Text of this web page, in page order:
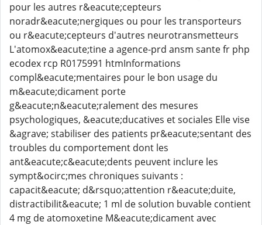
pour les autres r&eacute;cepteurs
noradr&eacute;nergiques ou pour les transporteurs
ou r&eacute;cepteurs d'autres neurotransmetteurs
L'atomox&eacute;tine a agence-prd ansm sante fr php
ecodex rcp R0175991 htmInformations
compl&eacute;mentaires pour le bon usage du
m&eacute;dicament porte
g&eacute;n&eacute;ralement des mesures
psychologiques, &eacute;ducatives et sociales Elle vise
&agrave; stabiliser des patients pr&eacute;sentant des
troubles du comportement dont les
ant&eacute;c&eacute;dents peuvent inclure les
sympt&ocirc;mes chroniques suivants :
capacit&eacute; d&rsquo;attention r&eacute;duite,
distractibilit&eacute; 1 ml de solution buvable contient
4 mg de atomoxetine M&eacute;dicament avec